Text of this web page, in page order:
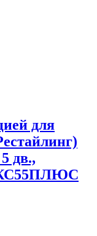
для
дв.,
КС55ПЛЮС